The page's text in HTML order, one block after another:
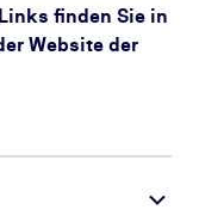
finden Sie in
Website der